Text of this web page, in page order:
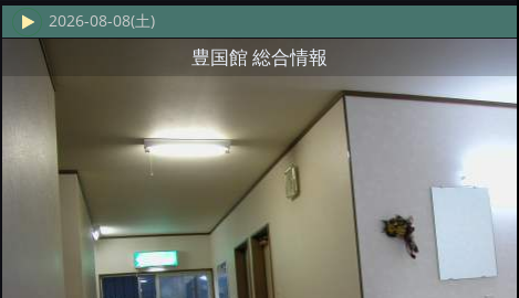
2026-08-08(土)
豊国館 総合情報